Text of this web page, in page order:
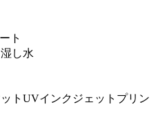
ト
し水
トUVインクジェットプリン